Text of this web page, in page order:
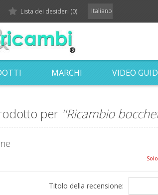
Lista dei desideri (0) Italiano
MARCHI VIDEO
per Ricambio
Titolo della recensione: